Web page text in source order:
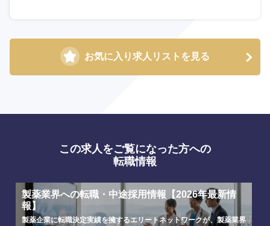
お気に入り求人リストを見る
この求人をご覧になった方への
転職情報
製薬業界への転職・中途採用情報【2026年最新情
報】
製薬企業に転職決定実績を擁するエリートネットワークが、製薬業界